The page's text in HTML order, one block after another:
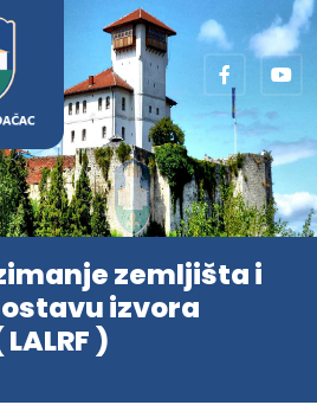
zemljišta i
izvora
)